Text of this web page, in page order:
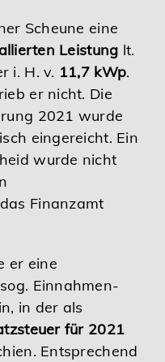
Scheune eine
Leistung lt.
i. H. v. 11,7 kWp.
er nicht. Die
2021 wurde
eingereicht. Ein
wurde nicht
Finanzamt
er eine
Einnahmen-
in der als
für 2021
Entsprechend